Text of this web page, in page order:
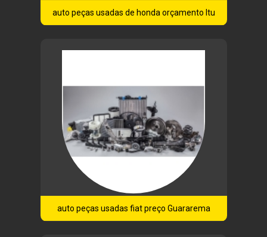
auto peças usadas de honda orçamento Itu
auto peças usadas fiat preço Guararema